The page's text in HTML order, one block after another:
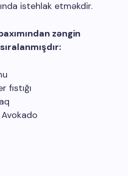
istehlak etməkdir.
zəngin
fıstığı